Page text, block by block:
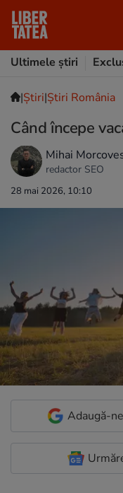
Ultimele știri
|Ştiri|Știri România
Când începe
Mihai
redactor SEO
28 mai 2026, 10:10
Adaugă-